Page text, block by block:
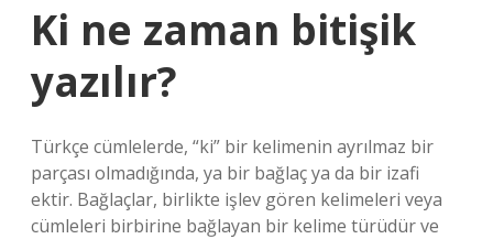
Ki ne zaman bitişik
yazılır?
Türkçe cümlelerde, “ki” bir kelimenin ayrılmaz bir
parçası olmadığında, ya bir bağlaç ya da bir izafi
ektir. Bağlaçlar, birlikte işlev gören kelimeleri veya
cümleleri birbirine bağlayan bir kelime türüdür ve